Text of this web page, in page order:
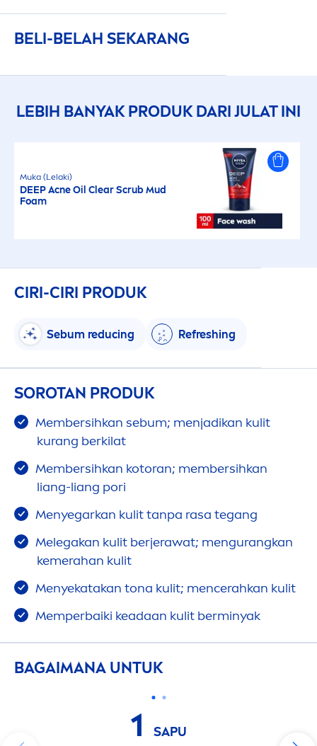
BELI-BELAH SEKARANG
LEBIH BANYAK PRODUK DARI JULAT INI
Muka (Lelaki)
DEEPAcne Oil Clear Scrub Mud
Foam
CIRI-CIRI PRODUK
Sebum reducing Refreshing
SOROTAN PRODUK
Membersihkan sebum; menjadikan kulit
kurang berkilat
Membersihkan kotoran; membersihkan
liang-liang pori
Menyegarkan kulit tanpa rasa tegang
Melegakan kulit berjerawat; mengurangkan
kemerahan kulit
Menyekatakan tona kulit; mencerahkan kulit
Memperbaiki keadaan kulit berminyak
BAGAIMANA UNTUK
1
SAPU